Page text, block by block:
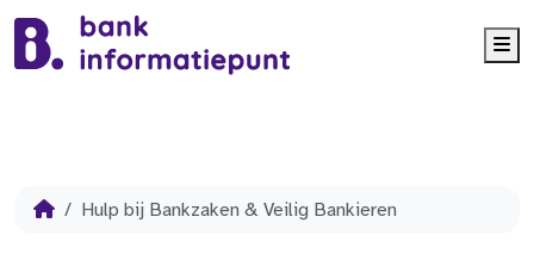
Hulp bij Bankzaken & Veilig Bankieren